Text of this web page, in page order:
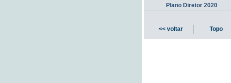
Plano Diretor 2020
<< voltar Topo